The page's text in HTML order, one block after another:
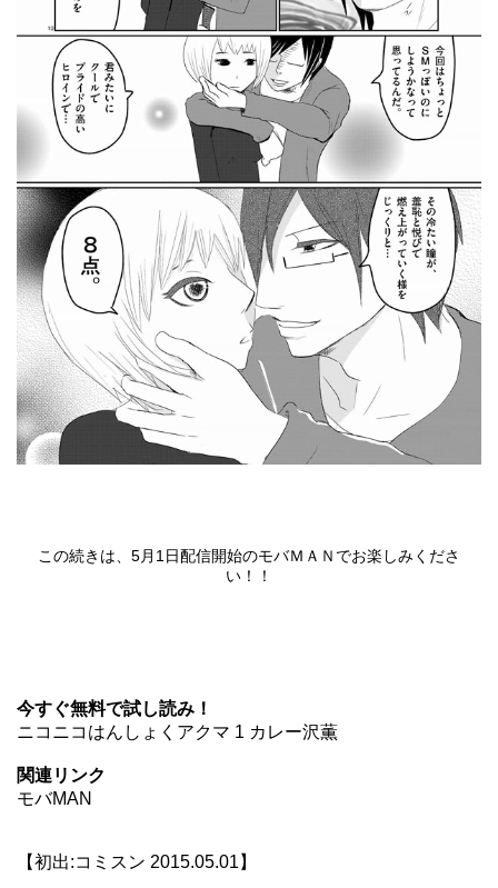
この続きは、5月1日配信開始のモバＭＡＮ でお楽しみくださ
い！！
今すぐ無料で試し読み！
ニコニコはんしょくアクマ 1 カレー沢薫
関連リンク
モバMAN
【初出:コミスン 2015.05.01】